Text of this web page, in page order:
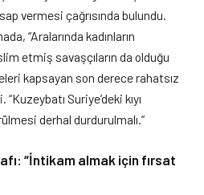
vermesi çağrısında bulundu.
“Aralarında kadınların
etmiş savaşçıların da olduğu
kapsayan son derece rahatsız
Suriye’deki kıyı
derhal durdurulmalı.”
“İntikam almak için fırsat